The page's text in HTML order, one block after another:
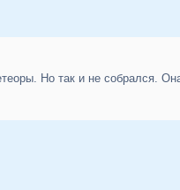
Но так и не собрался.